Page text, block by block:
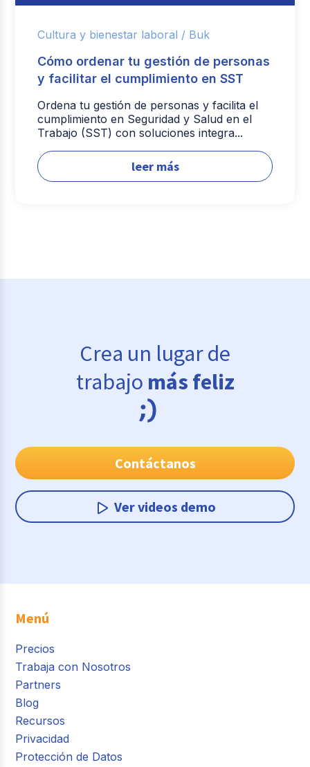
Cultura y bienestar laboral / Buk
Cómo ordenar tu gestión de personas
y facilitar el cumplimiento en SST
Ordena tu gestión de personas y facilita el
cumplimiento en Seguridad y Salud en el
Trabajo (SST) con soluciones integra...
leer más
Crea un lugar de
trabajo más feliz
Contáctanos
Ver videos demo
Menú
Precios
Trabaja con Nosotros
Partners
Blog
Recursos
Privacidad
Protección de Datos